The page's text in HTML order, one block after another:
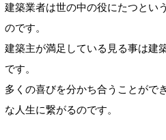
建築業者は世の中の役にたつとい
のです。
建築主が満足している見る事は建
です。
多くの喜びを分かち合うことがで
な人生に繋がるのです。